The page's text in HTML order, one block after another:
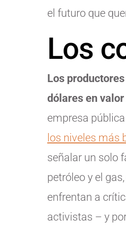
el futuro que
Los
Los
dólares en
empresa
los niveles más
señalar un solo
petróleo y el
enfrentan a
activistas – y